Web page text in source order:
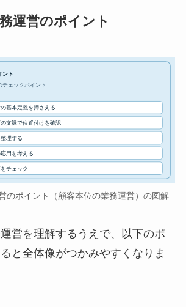
運営のポイント
ント
チェックポイント
基本定義を押さえる
文脈で位置付けを確認
理する
用を考える
チェック
のポイント（顧客本位の業務運営）の図解
営を理解するうえで、以下のポ
と全体像がつかみやすくなりま